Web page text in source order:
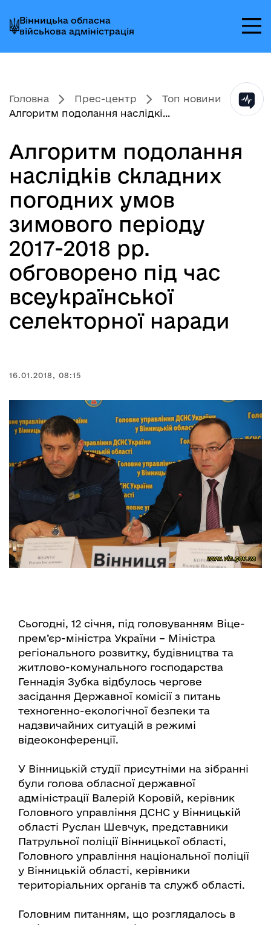
до
головного
меню
до
головного
вмісту
до
головного
колонтитула
Вінницька обласна
військова адміністрація
Головна Прес-центр
Топ новини
Алгоритм подолання наслідкі...
Алгоритм подолання
наслідків складних
погодних умов
зимового періоду
2017-2018 рр.
обговорено під час
всеукраїнської
селекторної наради
16.01.2018, 08:15
Сьогодні, 12 січня, під головуванням Віце-
прем’єр-міністра України – Міністра
регіонального розвитку, будівництва та
житлово-комунального господарства
Геннадія Зубка відбулось чергове
засідання Державної комісії з питань
техногенно-екологічної безпеки та
надзвичайних ситуацій в режимі
відеоконференції.
У Вінницькій студії присутніми на зібранні
були голова обласної державної
адміністрації Валерій Коровій, керівник
Головного управління ДСНС у Вінницькій
області Руслан Шевчук, представники
Патрульної поліції Вінницької області,
Головного управління національної поліції
у Вінницькій області, керівники
територіальних органів та служб області.
Головним питанням, що розглядалось в